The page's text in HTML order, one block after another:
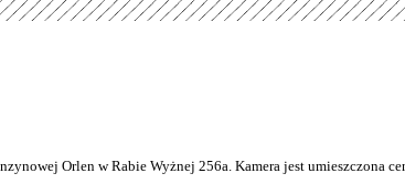
Orlen w Rabie Wyżnej 256a. Kamera jest umieszczona